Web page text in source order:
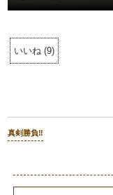
いいね (9)
真剣勝負‼︎